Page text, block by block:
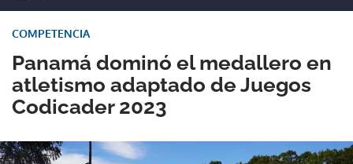
Panamá dominó el medallero en
atletismo adaptado de Juegos
Codicader 2023
COMPETENCIA